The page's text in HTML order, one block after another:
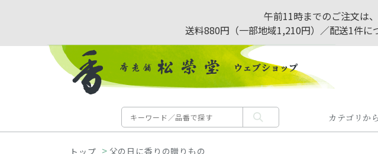
午前11時までのご注文は、
送料880円（一部地域1,210円）／配送1件
カテゴリか
> 父の日に香りの贈りもの